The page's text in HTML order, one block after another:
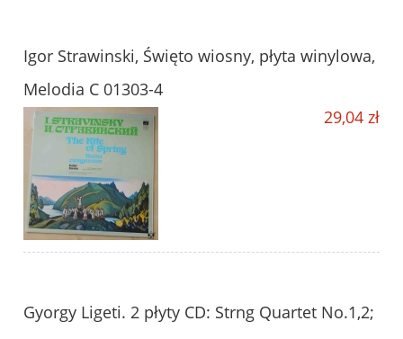
Igor Strawinski, Święto wiosny, płyta winylowa,
Melodia C 01303-4
29,04 zł
Gyorgy Ligeti. 2 płyty CD: Strng Quartet No.1,2;